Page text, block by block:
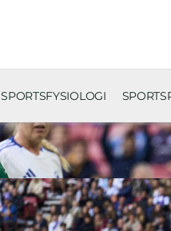
SPORTSFYSIOLOGI